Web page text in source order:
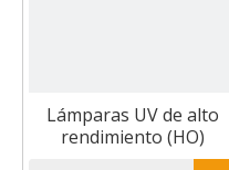
Lámparas UV de alto
rendimiento (HO)